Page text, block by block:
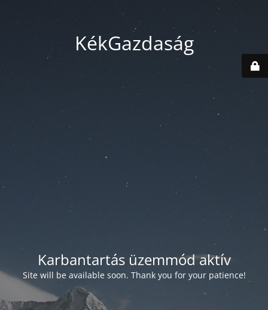
KékGazdaság
Karbantartás üzemmód aktív
Site will be available soon. Thank you for your patience!